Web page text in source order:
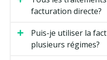
facturation directe?
Puis-je utiliser la
plusieurs régimes?